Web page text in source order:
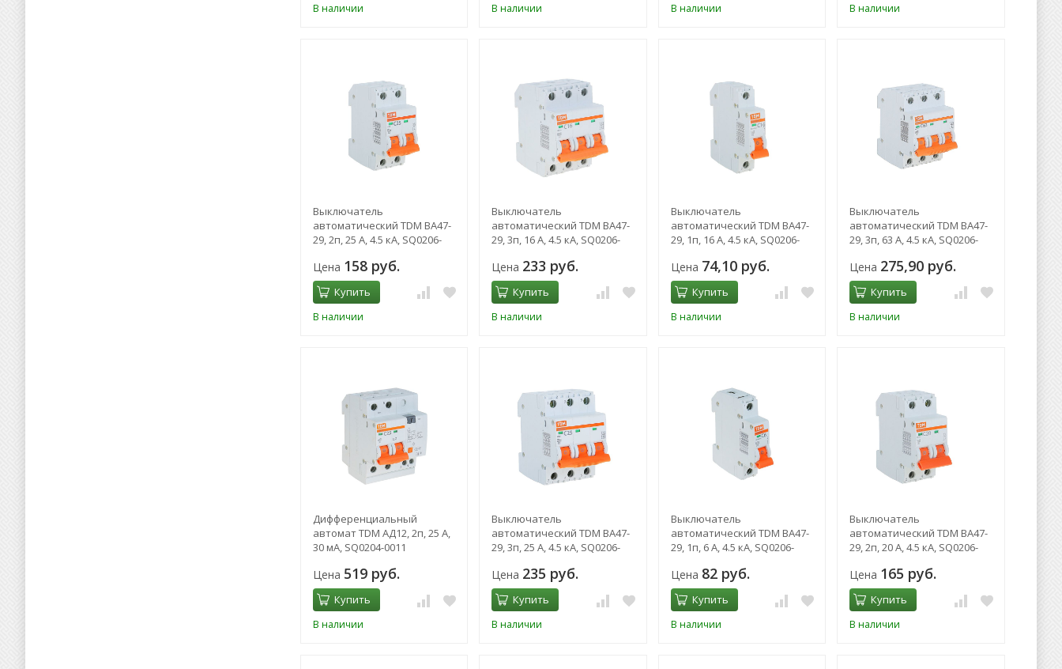
В наличии В наличии В наличии В наличии
Выключатель
автоматический TDM ВА47-
29, 2п, 25 А, 4.5 кА, SQ0206-
Цена 158 руб.
Купить
В наличии
Выключатель
автоматический TDM ВА47-
29, 3п, 16 А, 4.5 кА, SQ0206-
Цена 233 руб.
Купить
В наличии
Выключатель
автоматический TDM ВА47-
29, 1п, 16 А, 4.5 кА, SQ0206-
Цена 74,10 руб.
Купить
В наличии
Выключатель
автоматический TDM ВА47-
29, 3п, 63 А, 4.5 кА, SQ0206-
Цена 275,90 руб.
Купить
В наличии
Дифференциальный
автомат TDM АД12, 2п, 25 А,
30 мА, SQ0204-0011
Цена 519 руб.
Купить
В наличии
Выключатель
автоматический TDM ВА47-
29, 3п, 25 А, 4.5 кА, SQ0206-
Цена 235 руб.
Купить
В наличии
Выключатель
автоматический TDM ВА47-
29, 1п, 6 А, 4.5 кА, SQ0206-
Цена 82 руб.
Купить
В наличии
Выключатель
автоматический TDM ВА47-
29, 2п, 20 А, 4.5 кА, SQ0206-
Цена 165 руб.
Купить
В наличии